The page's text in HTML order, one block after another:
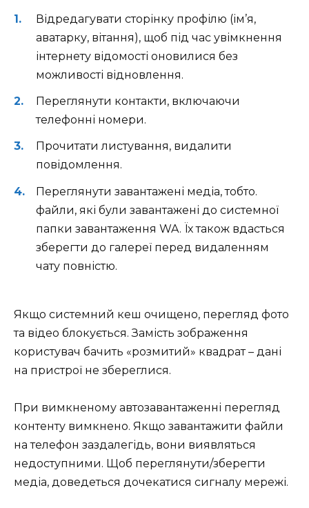
Відредагувати сторінку профілю (ім’я,
аватарку, вітання), щоб під час увімкнення
інтернету відомості оновилися без
можливості відновлення.
Переглянути контакти, включаючи
телефонні номери.
Прочитати листування, видалити
повідомлення.
Переглянути завантажені медіа, тобто.
файли, які були завантажені до системної
папки завантаження WA. Їх також вдасться
зберегти до галереї перед видаленням
чату повністю.
Якщо системний кеш очищено, перегляд фото
та відео блокується. Замість зображення
користувач бачить «розмитий» квадрат – дані
на пристрої не збереглися.
При вимкненому автозавантаженні перегляд
контенту вимкнено. Якщо завантажити файли
на телефон заздалегідь, вони виявляться
недоступними. Щоб переглянути/зберегти
медіа, доведеться дочекатися сигналу мережі.